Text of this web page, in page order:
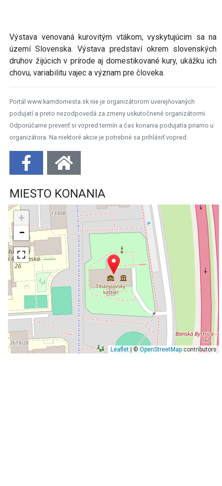
Výstava venovaná kurovitým vtákom, vyskytujúcim sa na
území Slovenska. Výstava predstaví okrem slovenských
druhov žijúcich v prírode aj domestikované kury, ukážku ich
chovu, variabilitu vajec a význam pre človeka.
Portál www.kamdomesta.sk nie je organizátorom uverejňovaných
podujatí a preto nezodpovedá za zmeny uskutočnené organizátormi.
Odporúčame preveriť si vopred termín a čas konania podujatia priamo u
organizátora. Na niektoré akcie je potrebné sa prihlásiť vopred.
MIESTO KONANIA
+
−
Leaflet| © OpenStreetMapcontributors